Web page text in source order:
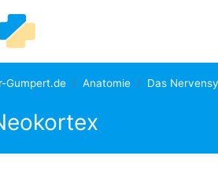
Gumpert.de Anatomie Das